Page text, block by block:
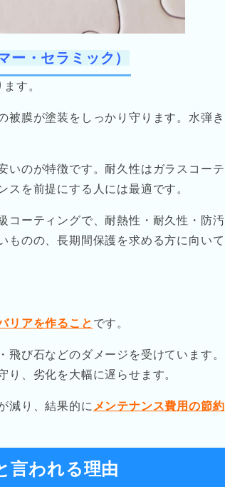
ー・セラミック）
す。
被膜が塗装をしっかり守ります。水弾き
いのが特徴です。耐久性はガラスコーテ
スを前提にする人には最適です。
コーティングで、耐熱性・耐久性・防汚
ものの、長期間保護を求める方に向いて
リアを作ること です。
び石などのダメージを受けています。
り、劣化を大幅に遅らせます。
減り、結果的に メンテナンス費用の節約
言われる理由